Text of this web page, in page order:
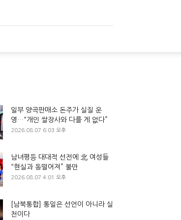
일부 양곡판매소 돈주가 실질 운
영…“개인 쌀장사와 다를 게 없다”
2026.08.07 6:03 오후
남녀평등 대대적 선전에 北 여성들
“현실과 동떨어져” 불만
2026.08.07 4:01 오후
[남북통합] 통일은 선언이 아니라 실
천이다